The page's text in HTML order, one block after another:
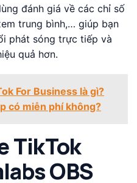
đánh giá về các chỉ số
trung bình,… giúp bạn
phát sóng trực tiếp và
quả hơn.
For Business là gì?
có miễn phí không?
TikTok
OBS